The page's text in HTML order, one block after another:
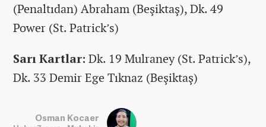
(Penaltıdan) Abraham (Beşiktaş), Dk. 49
Power (St. Patrick’s)
Sarı Kartlar: Dk. 19 Mulraney (St. Patrick’s),
Dk. 33 Demir Ege Tıknaz (Beşiktaş)
Osman Kocaer